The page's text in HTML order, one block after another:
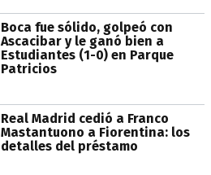
Boca fue sólido, golpeó con
Ascacibar y le ganó bien a
Estudiantes (1-0) en Parque
Patricios
Real Madrid cedió a Franco
Mastantuono a Fiorentina: los
detalles del préstamo